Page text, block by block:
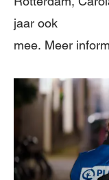
jaar ook
mee. Meer